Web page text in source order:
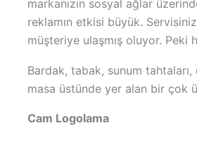
markanızın sosyal ağlar
reklamın etkisi büyük.
müşteriye ulaşmış oluyor. Peki
Bardak, tabak, sunum
masa üstünde yer alan bir çok
Cam Logolama